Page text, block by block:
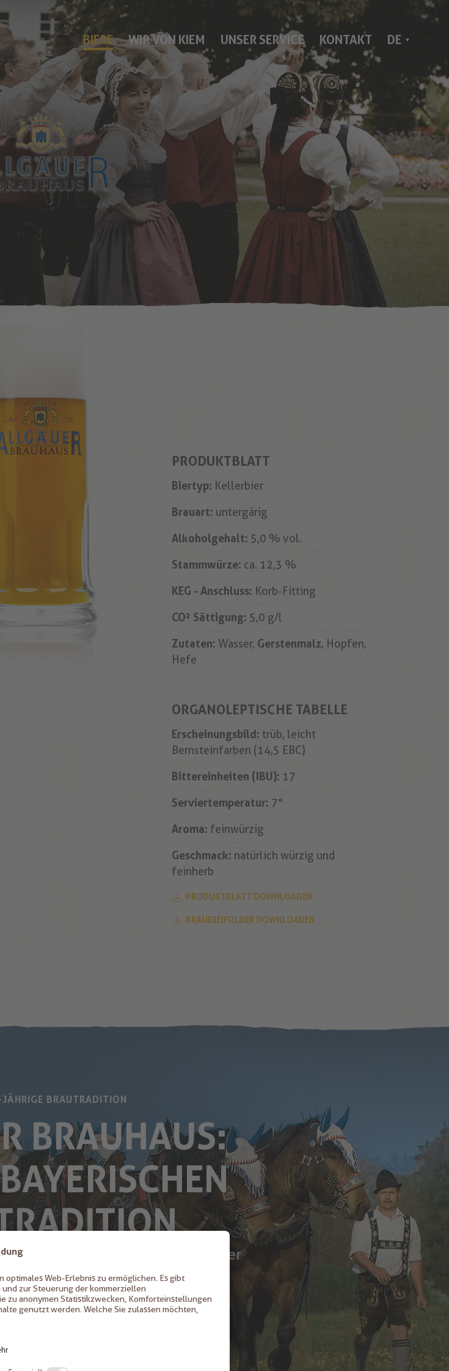
BIERE WIR VON KIEM UNSER SERVICE KONTAKT DE
PRODUKTBLATT
Biertyp: Kellerbier
Brauart: untergärig
Alkoholgehalt: 5,0 % vol.
Stammwürze: ca. 12,3 %
KEG - Anschluss: Korb-Fitting
CO² Sättigung: 5,0 g/l
Zutaten: Wasser, Gerstenmalz, Hopfen,
Hefe
ORGANOLEPTISCHE TABELLE
Erscheinungsbild: trüb, leicht
Bernsteinfarben (14,5 EBC)
Bittereinheiten (IBU): 17
Serviertemperatur: 7°
Aroma: feinwürzig
Geschmack: natürlich würzig und
feinherb
PRODUKTBLATT DOWNLOADEN
BRAUEREIFOLDER DOWNLOADEN
BRAUTRADITION
BRAUHAUS:
die leidenschaftlichen Braumeister
die althergebrachten bayrischen
und umweltschonend zu brauen,
lokale Zutaten und modernste